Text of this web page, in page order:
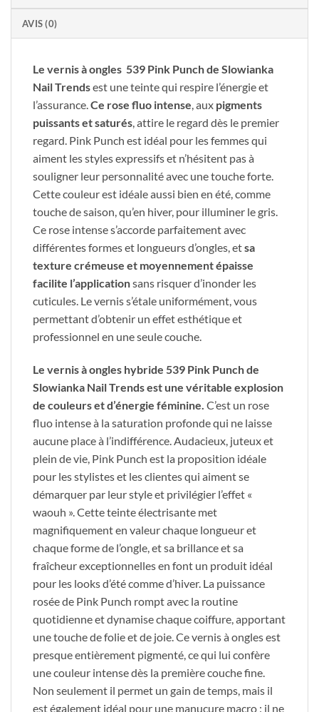
AVIS (0)
Le vernis à ongles 539 Pink Punch de Slowianka
Nail Trendsest une teinte qui respire l’énergie et
l’assurance. Ce rose fluo intense , aux pigments
puissants et saturés , attire le regard dès le premier
regard. Pink Punch est idéal pour les femmes qui
aiment les styles expressifs et n’hésitent pas à
souligner leur personnalité avec une touche forte.
Cette couleur est idéale aussi bien en été, comme
touche de saison, qu’en hiver, pour illuminer le gris.
Ce rose intense s’accorde parfaitement avec
différentes formes et longueurs d’ongles, etsa
texture crémeuse et moyennement épaisse
facilite l’applicationsans risquer d’inonder les
cuticules. Le vernis s’étale uniformément, vous
permettant d’obtenir un effet esthétique et
professionnel en une seule couche.
Le vernis à ongles hybride 539 Pink Punch de
Slowianka Nail Trends est une véritable explosion
de couleurs et d’énergie féminine. C’est un rose
fluo intense à la saturation profonde qui ne laisse
aucune place à l’indifférence. Audacieux, juteux et
plein de vie, Pink Punch est la proposition idéale
pour les stylistes et les clientes qui aiment se
démarquer par leur style et privilégier l’effet «
waouh ». Cette teinte électrisante met
magnifiquement en valeur chaque longueur et
chaque forme de l’ongle, et sa brillance et sa
fraîcheur exceptionnelles en font un produit idéal
pour les looks d’été comme d’hiver. La puissance
rosée de Pink Punch rompt avec la routine
quotidienne et dynamise chaque coiffure, apportant
une touche de folie et de joie. Ce vernis à ongles est
presque entièrement pigmenté, ce qui lui confère
une couleur intense dès la première couche fine.
Non seulement il permet un gain de temps, mais il
est également idéal pour une manucure macro : il ne